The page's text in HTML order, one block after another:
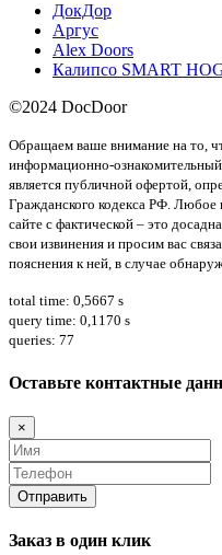
ДокДор
Аргус
Alex Doors
Калипсо SMART
©2024 DocDoor
Обращаем ваше внимание на то,
информационно-
является публичной офертой,
Гражданского кодекса РФ. Любое
сайте с фактической – это
свои извинения и просим вас
пояснения к ней, в случае
total time: 0,5667 s
query time: 0,1170 s
queries: 77
Оставьте контактные
×
Заказ в один клик